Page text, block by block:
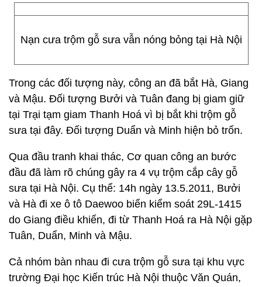
Nạn cưa trộm gỗ sưa vẫn nóng bỏng tại Hà Nội
Trong các đối tượng này, công an đã bắt Hà, Giang
và Mậu. Đối tượng Bưởi và Tuân đang bị giam giữ
tại Trại tạm giam Thanh Hoá vì bị bắt khi trộm gỗ
sưa tại đây. Đối tượng Duẩn và Minh hiện bỏ trốn.
Qua đầu tranh khai thác, Cơ quan công an bước
đầu đã làm rõ chúng gây ra 4 vụ trộm cắp cây gỗ
sưa tại Hà Nội. Cụ thể: 14h ngày 13.5.2011, Bưởi
và Hà đi xe ô tô Daewoo biển kiểm soát 29L-1415
do Giang điều khiển, đi từ Thanh Hoá ra Hà Nội gặp
Tuân, Duẩn, Minh và Mậu.
Cả nhóm bàn nhau đi cưa trộm gỗ sưa tại khu vực
trường Đại học Kiến trúc Hà Nội thuộc Văn Quán,